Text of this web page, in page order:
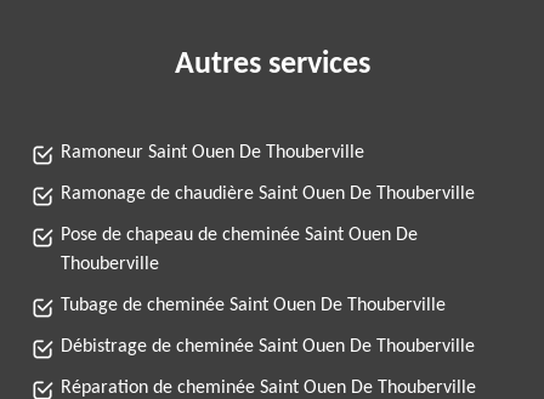
Autres services
Ramoneur Saint Ouen De Thouberville
Ramonage de chaudière Saint Ouen De Thouberville
Pose de chapeau de cheminée Saint Ouen De
Thouberville
Tubage de cheminée Saint Ouen De Thouberville
Débistrage de cheminée Saint Ouen De Thouberville
Réparation de cheminée Saint Ouen De Thouberville